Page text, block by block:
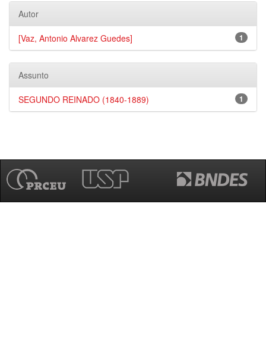
Autor
1
[Vaz, Antonio Alvarez Guedes]
Assunto
1
SEGUNDO REINADO (1840-1889)